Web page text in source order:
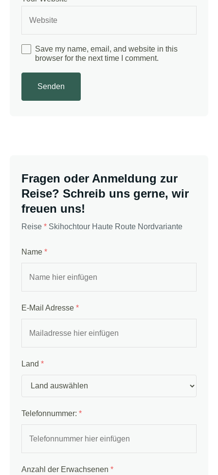
Save my name, email, and website in this
browser for the next time I comment.
Fragen oder Anmeldung zur
Reise? Schreib uns gerne, wir
freuen uns!
Reise * Skihochtour Haute Route Nordvariante
Name *
E-Mail Adresse *
Land *
Telefonnummer: *
Anzahl der Erwachsenen *